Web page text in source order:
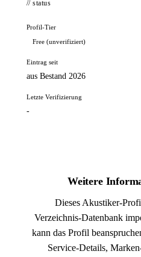
// status
Profil-Tier
Free (unverifiziert)
Eintrag seit
aus Bestand 2026
Letzte Verifizierung
-
Weitere
Dieses Akustiker-
Verzeichnis-Datenbank
kann das Profil
Service-Details,